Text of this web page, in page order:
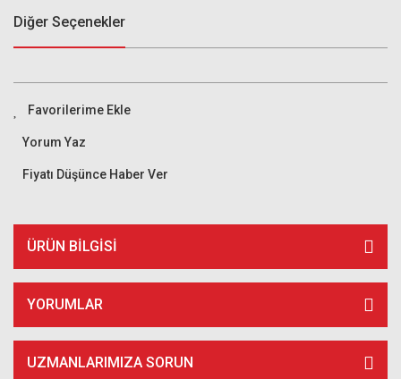
Diğer Seçenekler
Yorum Yaz
Fiyatı Düşünce Haber Ver
ÜRÜN BILGISI
YORUMLAR
UZMANLARIMIZA SORUN